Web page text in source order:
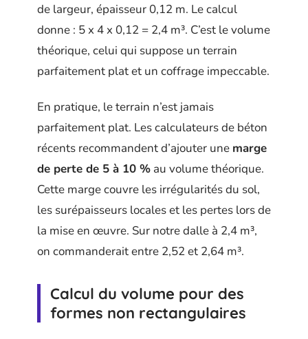
de largeur, épaisseur 0,12 m. Le calcul
donne : 5 x 4 x 0,12 = 2,4 m³. C’est le volume
théorique, celui qui suppose un terrain
parfaitement plat et un coffrage impeccable.
En pratique, le terrain n’est jamais
parfaitement plat. Les calculateurs de béton
récents recommandent d’ajouter une marge
de perte de 5 à 10 % au volume théorique.
Cette marge couvre les irrégularités du sol,
les surépaisseurs locales et les pertes lors de
la mise en œuvre. Sur notre dalle à 2,4 m³,
on commanderait entre 2,52 et 2,64 m³.
Calcul du volume pour des
formes non rectangulaires